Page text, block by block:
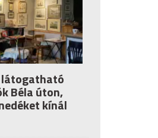
látogatható
Béla úton,
kínál